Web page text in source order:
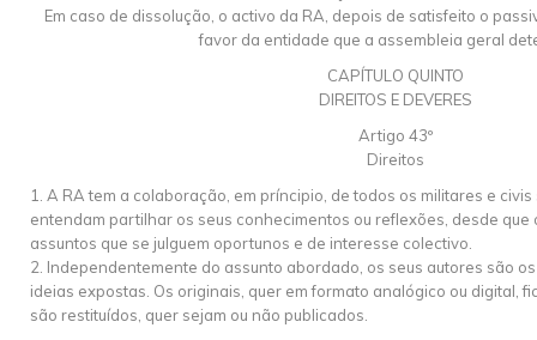
Em caso de dissolução, o activo da RA, depois de satisfeito o
favor da entidade que a assembleia geral
CAPÍTULO QUINTO
DIREITOS E DEVERES
Artigo 43º
Direitos
1. A RA tem a colaboração, em príncipio, de todos os militares e
entendam partilhar os seus conhecimentos ou reflexões, desde que
assuntos que se julguem oportunos e de interesse colectivo.
2. Independentemente do assunto abordado, os seus autores são
ideias expostas. Os originais, quer em formato analógico ou digital,
são restituídos, quer sejam ou não publicados.